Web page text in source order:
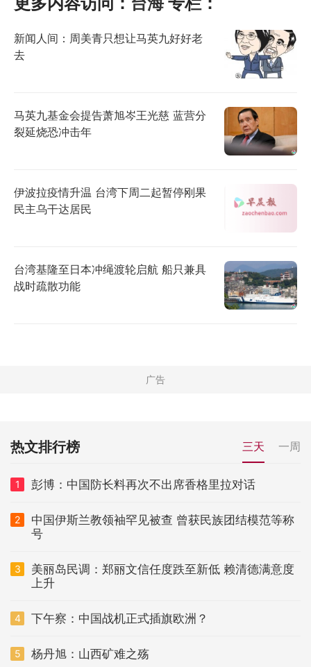
新闻人间：周美青只想让马英九好好老
去
马英九基金会提告萧旭岑王光慈 蓝营分
裂延烧恐冲击年
伊波拉疫情升温 台湾下周二起暂停刚果
民主乌干达居民
台湾基隆至日本冲绳渡轮启航 船只兼具
战时疏散功能
热文排行榜 三天 一周
1 彭博：中国防长料再次不出席香格里拉对话
2
中国伊斯兰教领袖罕见被查 曾获民族团结模范等称
号
3
美丽岛民调：郑丽文信任度跌至新低 赖清德满意度
上升
4 下午察：中国战机正式插旗欧洲？
5 杨丹旭：山西矿难之殇